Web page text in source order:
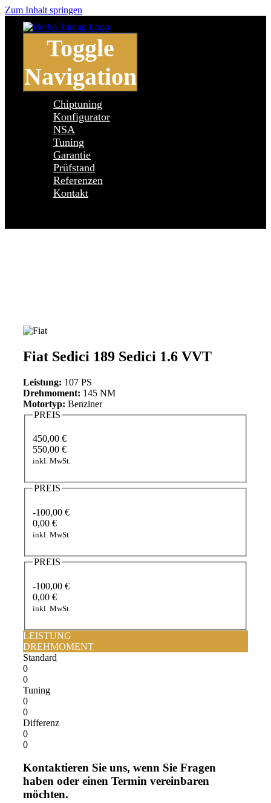
Zum Inhalt springen
Toggle
Navigation
Chiptuning
Konfigurator
NSA
Tuning
Garantie
Prüfstand
Referenzen
Kontakt
Fiat Sedici 189 Sedici 1.6 VVT
Leistung: 107 PS
Drehmoment: 145 NM
Motortyp: Benziner
PREIS
450,00 €
550,00 €
inkl. MwSt.
PREIS
-100,00 €
0,00 €
inkl. MwSt.
PREIS
-100,00 €
0,00 €
inkl. MwSt.
LEISTUNG
DREHMOMENT
Standard
0
0
Tuning
0
0
Differenz
0
0
Kontaktieren Sie uns, wenn Sie Fragen
haben oder einen Termin vereinbaren
möchten.